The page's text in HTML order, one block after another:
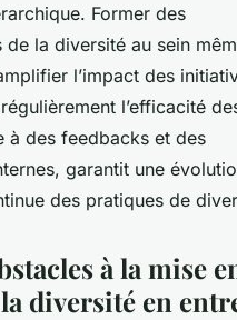
Former des
de la diversité au sein
l’impact des
l’efficacité
à des feedbacks et des
garantit une
des pratiques de
à la mise
diversité en